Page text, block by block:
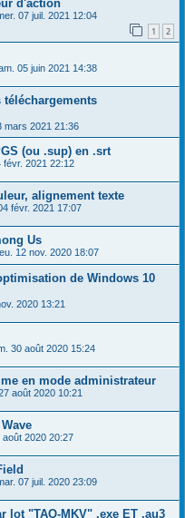
d'action
07 juil. 2021 12:04
1 2
05 juin 2021 14:38
mars 2021 21:36
(ou .sup) en .srt
févr. 2021 22:12
alignement texte
févr. 2021 17:07
Us
12 nov. 2020 18:07
de Windows 10
2020 13:21
30 août 2020 15:24
en mode administrateur
août 2020 10:21
août 2020 20:27
07 juil. 2020 23:09
lot "TAO-MKV" .exe ET .au3